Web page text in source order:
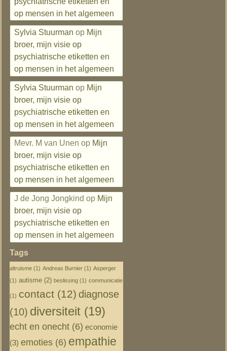
op mensen in het algemeen
Sylvia Stuurman op Mijn
broer, mijn visie op
psychiatrische etiketten en
op mensen in het algemeen
Sylvia Stuurman op Mijn
broer, mijn visie op
psychiatrische etiketten en
op mensen in het algemeen
Mevr. M van Unen op Mijn
broer, mijn visie op
psychiatrische etiketten en
op mensen in het algemeen
J de Jong Jongkind op Mijn
broer, mijn visie op
psychiatrische etiketten en
op mensen in het algemeen
Tags
altruisme (1) Andreas Burnier (1) Asperger
(1) autisme (2) beslissing (1) communicatie
(1) contact (12) diagnose
(10) diversiteit (19)
echt en onecht (6) economie
(3) emoties (6) empathie